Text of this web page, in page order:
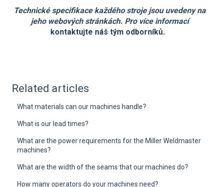
Technické specifikace každého stroje jsou uvedeny na
jeho webových stránkách. Pro více informací
kontaktujte náš tým odborníků.
Related articles
What materials can our machines handle?
What is our lead times?
What are the power requirements for the Miller Weldmaster
machines?
What are the width of the seams that our machines do?
How many operators do your machines need?